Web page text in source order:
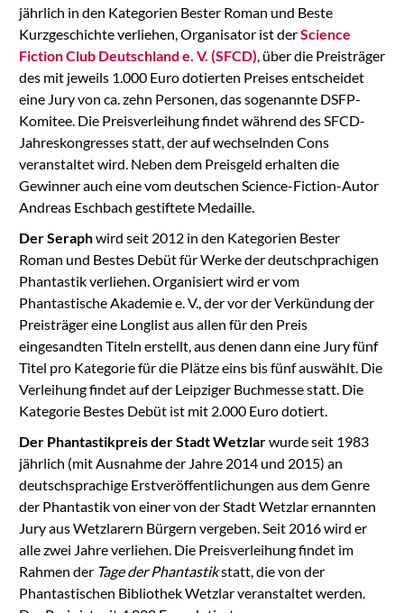
jährlich in den Kategorien Bester Roman und Beste
Kurzgeschichte verliehen, Organisator ist derScience
Fiction Club Deutschland e. V. (SFCD), über die Preisträger
des mit jeweils 1.000 Euro dotierten Preises entscheidet
eine Jury von ca. zehn Personen, das sogenannte DSFP-
Komitee. Die Preisverleihung findet während des SFCD-
Jahreskongresses statt, der auf wechselnden Cons
veranstaltet wird. Neben dem Preisgeld erhalten die
Gewinner auch eine vom deutschen Science-Fiction-Autor
Andreas Eschbach gestiftete Medaille.
Der Seraphwird seit 2012 in den Kategorien Bester
Roman und Bestes Debüt für Werke der deutschprachigen
Phantastik verliehen. Organisiert wird er vom
Phantastische Akademie e. V., der vor der Verkündung der
Preisträger eine Longlist aus allen für den Preis
eingesandten Titeln erstellt, aus denen dann eine Jury fünf
Titel pro Kategorie für die Plätze eins bis fünf auswählt. Die
Verleihung findet auf der Leipziger Buchmesse statt. Die
Kategorie Bestes Debüt ist mit 2.000 Euro dotiert.
Der Phantastikpreis der Stadt Wetzlarwurde seit 1983
jährlich (mit Ausnahme der Jahre 2014 und 2015) an
deutschsprachige Erstveröffentlichungen aus dem Genre
der Phantastik von einer von der Stadt Wetzlar ernannten
Jury aus Wetzlarern Bürgern vergeben. Seit 2016 wird er
alle zwei Jahre verliehen. Die Preisverleihung findet im
Rahmen der Tage der Phantastikstatt, die von der
Phantastischen Bibliothek Wetzlar veranstaltet werden.